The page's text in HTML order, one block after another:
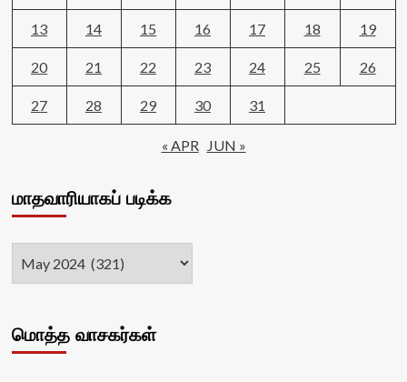
13 14 15 16 17 18 19
20 21 22 23 24 25 26
27 28 29 30 31
« APR JUN »
மாதவாரியாகப் படிக்க
மொத்த வாசகர்கள்